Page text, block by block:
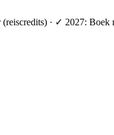
· ✓ 2027: Boek